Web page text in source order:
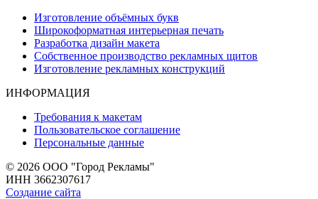
Изготовление объёмных букв
Широкоформатная интерьерная печать
Разработка дизайн макета
Собственное производство рекламных щитов
Изготовление рекламных конструкций
ИНФОРМАЦИЯ
Требования к макетам
Пользовательское соглашение
Персональные данные
© 2026 ООО "Город Рекламы"
ИНН 3662307617
Создание сайта